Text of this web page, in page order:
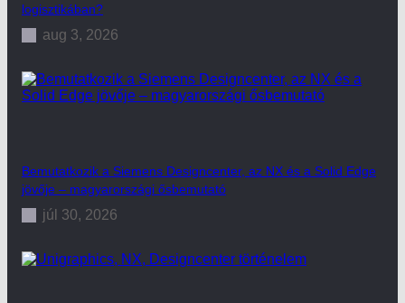
logisztikában?
aug 3, 2026
Bemutatkozik a Siemens Designcenter, az NX és a Solid Edge
jövője – magyarországi ősbemutató
júl 30, 2026